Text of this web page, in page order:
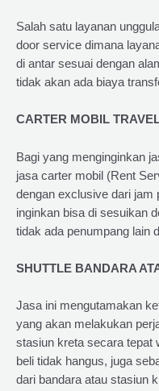
Salah satu layanan
door service dimana
di antar sesuai dengan
tidak akan ada biaya
CARTER MOBIL
Bagi yang menginginkan
jasa carter mobil (Rent
dengan exclusive dari jam
inginkan bisa di sesuikan
tidak ada penumpang lain
SHUTTLE BANDARA
Jasa ini mengutamakan
yang akan melakukan
stasiun kreta secara tepat
beli tidak hangus, juga
dari bandara atau stasiun